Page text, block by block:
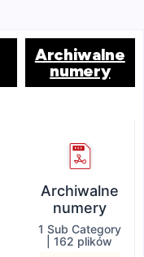
Archiwalne
numery
Archiwalne
numery
1 Sub Category
162 plików